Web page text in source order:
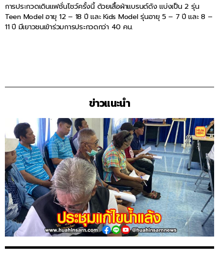
การประกวดเดินแฟชั่นโชว์ครั้งนี้ ด้วยเสื้อผ้าแบรนด์ดัง แบ่งเป็น 2 รุ่น
Teen Model อายุ 12 – 18 ปี และ Kids Model รุ่นอายุ 5 – 7 ปี และ 8 –
11 ปี มีเยาวชนเข้าร่วมการประกวดกว่า 40 คน.
ข่าวแนะนำ